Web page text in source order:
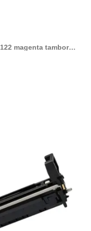
magenta tambor
ES5432, ES5442,